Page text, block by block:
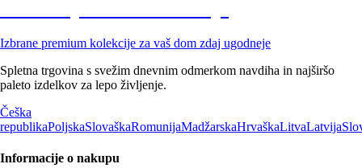
Izbrane premium kolekcije za vaš dom zdaj ugodneje
Spletna trgovina s svežim dnevnim odmerkom navdiha in najširšo
paleto izdelkov za lepo življenje.
Češka
republikaPoljskaSlovaškaRomunijaMadžarskaHrvaškaLitvaLatvija
Informacije o nakupu